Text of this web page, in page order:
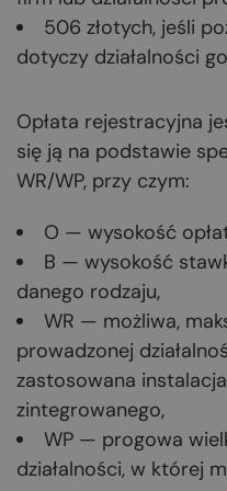
506 złotych, jeśli
dotyczy działalności
Opłata rejestracyjna
się ją na podstawie
WR/WP, przy czym:
O — wysokość
B — wysokość
danego rodzaju,
WR — możliwa,
prowadzonej
zastosowana
zintegrowanego,
WP — progowa
działalności, w której